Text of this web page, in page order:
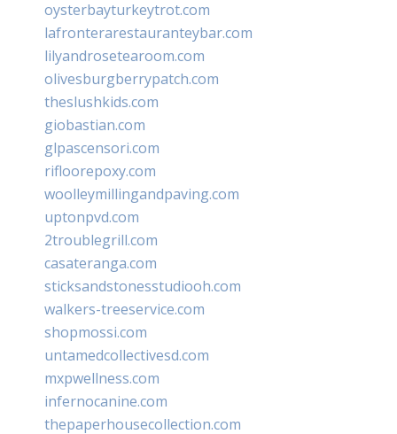
oysterbayturkeytrot.com
lafronterarestauranteybar.com
lilyandrosetearoom.com
olivesburgberrypatch.com
theslushkids.com
giobastian.com
glpascensori.com
rifloorepoxy.com
woolleymillingandpaving.com
uptonpvd.com
2troublegrill.com
casateranga.com
sticksandstonesstudiooh.com
walkers-treeservice.com
shopmossi.com
untamedcollectivesd.com
mxpwellness.com
infernocanine.com
thepaperhousecollection.com